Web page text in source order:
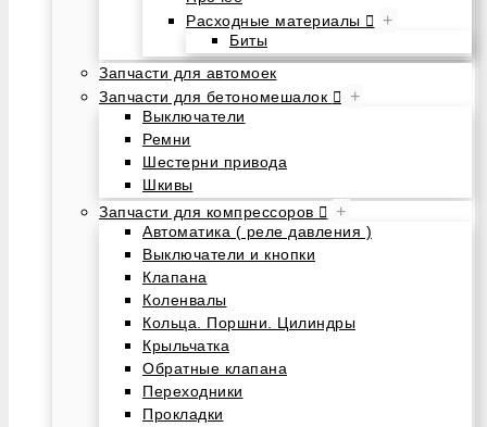
Расходные материалы
+
Биты
Запчасти для автомоек
Запчасти для бетономешалок
+
Выключатели
Ремни
Шестерни привода
Шкивы
Запчасти для компрессоров
+
Автоматика ( реле давления )
Выключатели и кнопки
Клапана
Коленвалы
Кольца. Поршни. Цилиндры
Крыльчатка
Обратные клапана
Переходники
Прокладки